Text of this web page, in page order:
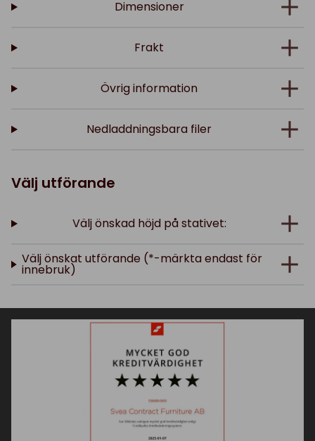
Dimensioner
Frakt
Övrig information
Nedladdningsbara filer
Välj utförande
Välj önskad höjd på stativet:
Välj önskat utförande (*-märkta endast för
innebruk)